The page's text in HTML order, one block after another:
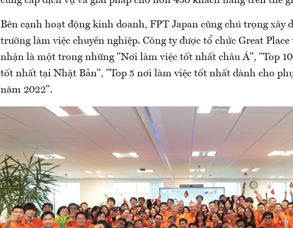
Bên cạnh hoạt động kinh doanh, FPT Japan cũng chú trọng xây
trường làm việc chuyên nghiệp. Công ty được tổ chức Great
nhận là một trong những "Nơi làm việc tốt nhất châu Á", "Top
tốt nhất tại Nhật Bản", "Top 5 nơi làm việc tốt nhất dành cho
năm 2022".